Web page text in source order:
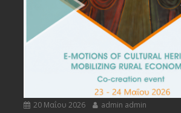
20 Μαΐου 2026 admin admin